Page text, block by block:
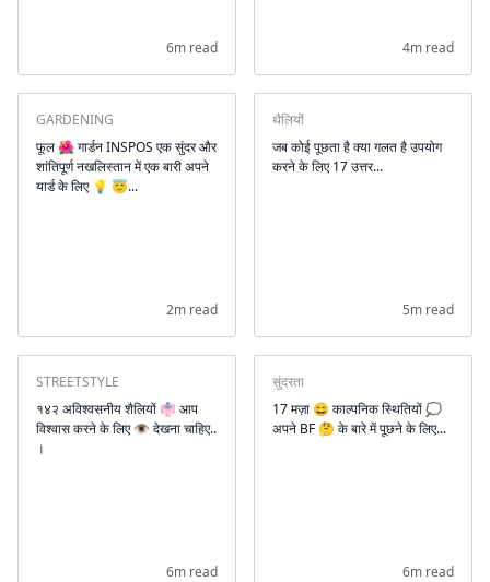
6m read 4m read
GARDENING
फूल 🌺 गार्डन INSPOS एक सुंदर और
शांतिपूर्ण नखलिस्तान में एक बारी अपने
यार्ड के लिए 💡 😇...
2m read
थैलियों
जब कोई पूछता है क्या गलत है उपयोग
करने के लिए 17 उत्तर...
5m read
STREETSTYLE
१४२ अविश्वसनीय शैलियों 👘 आप
विश्वास करने के लिए 👁 देखना चाहिए..
।
6m read
सुंदरता
17 मज़ा 😄 काल्पनिक स्थितियों 💭
अपने BF 🤔 के बारे में पूछने के लिए...
6m read